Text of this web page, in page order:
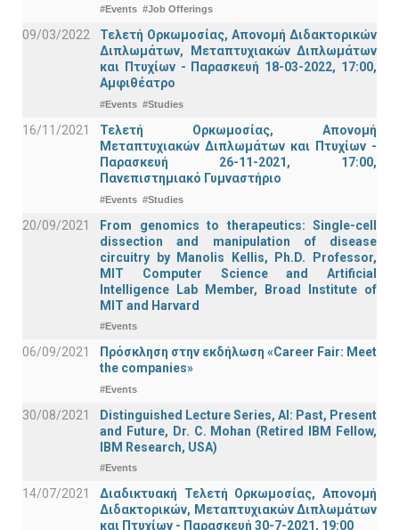
#Events #Job Offerings
09/03/2022
Τελετή Ορκωμοσίας, Απονομή Διδακτορικών
Διπλωμάτων, Μεταπτυχιακών Διπλωμάτων
και Πτυχίων - Παρασκευή 18-03-2022, 17:00,
Αμφιθέατρο
#Events #Studies
16/11/2021
Τελετή Ορκωμοσίας, Απονομή
Μεταπτυχιακών Διπλωμάτων και Πτυχίων -
Παρασκευή 26-11-2021, 17:00,
Πανεπιστημιακό Γυμναστήριο
#Events #Studies
20/09/2021
From genomics to therapeutics: Single-cell
dissection and manipulation of disease
circuitry by Manolis Kellis, Ph.D. Professor,
MIT Computer Science and Artificial
Intelligence Lab Member, Broad Institute of
MIT and Harvard
#Events
06/09/2021
Πρόσκληση στην εκδήλωση «Career Fair: Meet
the companies»
#Events
30/08/2021
Distinguished Lecture Series, ΑΙ: Past, Present
and Future, Dr. C. Mohan (Retired IBM Fellow,
IBM Research, USA)
#Events
14/07/2021
Διαδικτυακή Τελετή Ορκωμοσίας, Απονομή
Διδακτορικών, Μεταπτυχιακών Διπλωμάτων
και Πτυχίων - Παρασκευή 30-7-2021, 19:00